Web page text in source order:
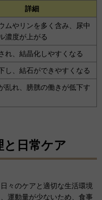
詳細
ムやリンを多く含み、尿中
濃度が上がる
れ、結晶化しやすくなる
し、結石ができやすくなる
乱れ、膀胱の働きが低下す
と日常ケア
々のケアと適切な生活環境
運動量が少ないため、食事